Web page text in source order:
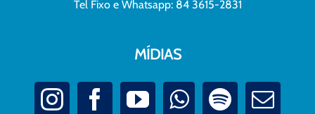
Tel Fixo e Whatsapp: 84 3615-2831
MÍDIAS